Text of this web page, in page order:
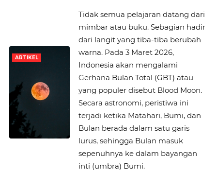
ARTIKEL
Tidak semua pelajaran datang dari
mimbar atau buku. Sebagian hadir
dari langit yang tiba-tiba berubah
warna. Pada 3 Maret 2026,
Indonesia akan mengalami
Gerhana Bulan Total (GBT) atau
yang populer disebut Blood Moon.
Secara astronomi, peristiwa ini
terjadi ketika Matahari, Bumi, dan
Bulan berada dalam satu garis
lurus, sehingga Bulan masuk
sepenuhnya ke dalam bayangan
inti (umbra) Bumi.